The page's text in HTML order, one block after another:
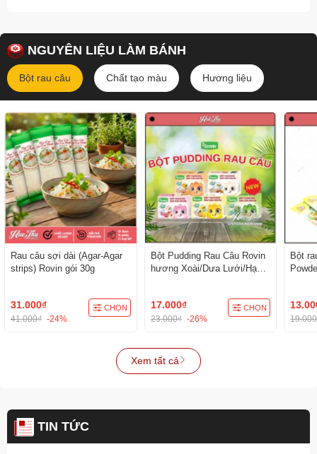
NGUYÊN LIỆU LÀM BÁNH
Bột rau câu Chất tạo màu Hương liệu
Rau câu sợi dài (Agar-Agar
strips) Rovin gói 30g
31.000₫
41.000₫ -24%
CHỌN
Bột Pudding Rau Câu Rovin
hương Xoài/Dưa Lưới/Hạnh
17.000₫
23.000₫ -26%
CHỌN
Bột
Xem tất cả
TIN TỨC